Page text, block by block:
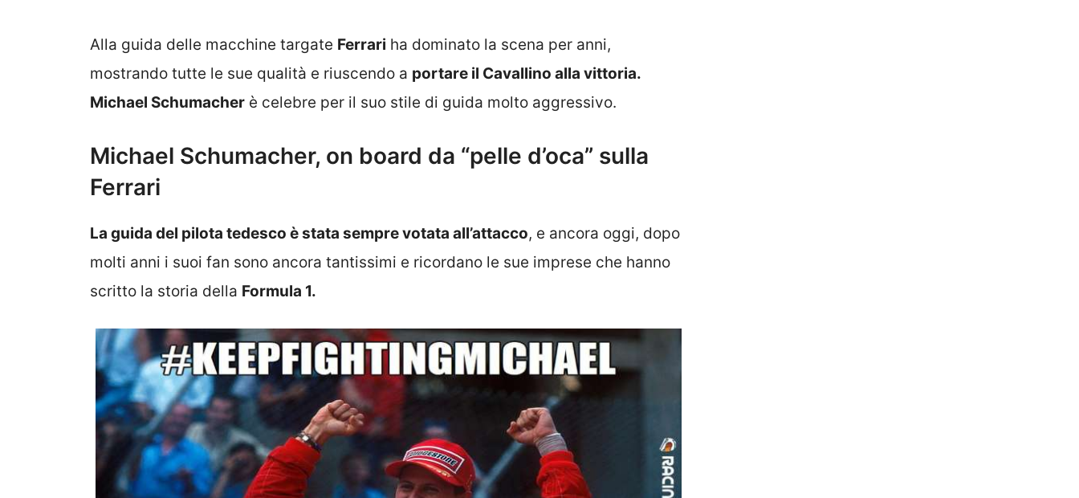
Alla guida delle macchine targate Ferrari ha dominato la scena per anni,
mostrando tutte le sue qualità e riuscendo a portare il Cavallino alla vittoria.
Michael Schumacher è celebre per il suo stile di guida molto aggressivo.
Michael Schumacher, on board da “pelle d’oca” sulla
Ferrari
La guida del pilota tedesco è stata sempre votata all’attacco, e ancora oggi, dopo
molti anni i suoi fan sono ancora tantissimi e ricordano le sue imprese che hanno
scritto la storia della Formula 1.